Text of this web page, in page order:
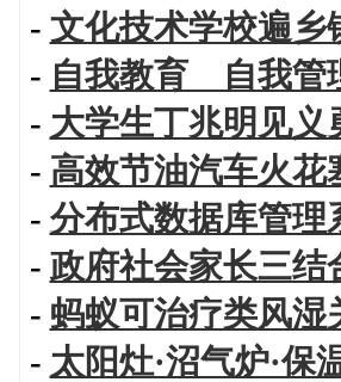
- 文化技术学校遍乡
- 自我教育 自我管
- 大学生丁兆明见
- 高效节油汽车火花
- 分布式数据库管理
- 政府社会家长三
- 蚂蚁可治疗类风湿
- 太阳灶·沼气炉·